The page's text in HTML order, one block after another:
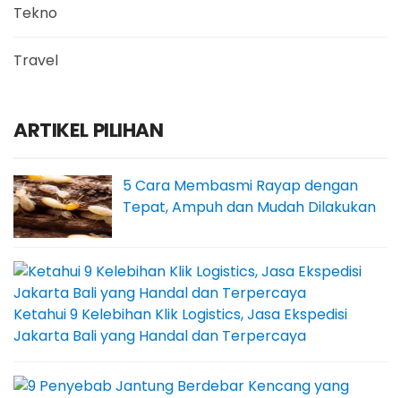
Tekno
Travel
ARTIKEL PILIHAN
5 Cara Membasmi Rayap dengan
Tepat, Ampuh dan Mudah Dilakukan
Ketahui 9 Kelebihan Klik Logistics, Jasa Ekspedisi
Jakarta Bali yang Handal dan Terpercaya